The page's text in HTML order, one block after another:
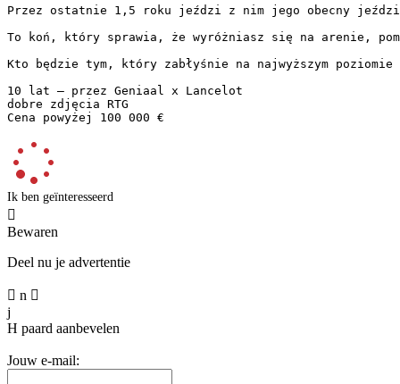
Przez ostatnie 1,5 roku jeździ z nim jego obecny
To koń, który sprawia, że wyróżniasz się na arenie,
Kto będzie tym, który zabłyśnie na najwyższym
10 lat — przez Geniaal x Lancelot
dobre zdjęcia RTG
Cena powyżej 100 000 €
Ik ben geïnteresseerd

Bewaren
Deel nu je advertentie
 n 
j
H paard aanbevelen
Jouw e-mail: